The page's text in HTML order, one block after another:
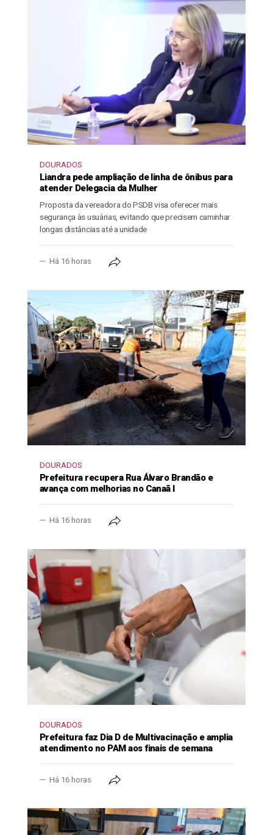
DOURADOS
Liandra pede ampliação de linha de ônibus para
atender Delegacia da Mulher
Proposta da vereadora do PSDB visa oferecer mais
segurança às usuárias, evitando que precisem caminhar
longas distâncias até a unidade
Há 16 horas
DOURADOS
Prefeitura recupera Rua Álvaro Brandão e
avança com melhorias no Canaã I
Há 16 horas
DOURADOS
Prefeitura faz Dia D de Multivacinação e amplia
atendimento no PAM aos finais de semana
Há 16 horas